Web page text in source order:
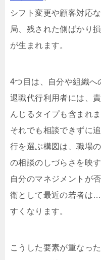
シフト変更や顧客対応
局、残された側ばかり
が生まれます。
4つ目は、自分や組織へ
退職代行利用者には、
んじるタイプも含まれま
それでも相談できずに
行を選ぶ構図は、職場
の相談のしづらさを映
自分のマネジメントが
衛として最近の若者は
すくなります。
こうした要素が重なっ